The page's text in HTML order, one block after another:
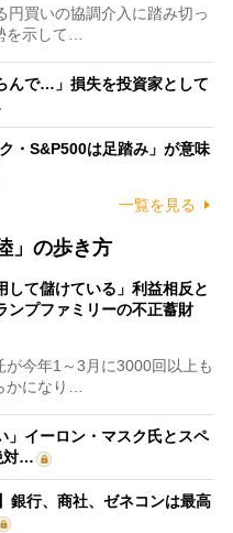
買いの協調介入に踏み切っ
を示して…
んで…」損失を投資家として
・S&P500は足踏み」が意味
一覧を見る
」の歩き方
して儲けている」利益相反と
ンプファミリーの不正蓄財
今年1～3月に3000回以上も
かになり…
」イーロン・マスク氏とスペ
対…
銀行、商社、ゼネコンは最高